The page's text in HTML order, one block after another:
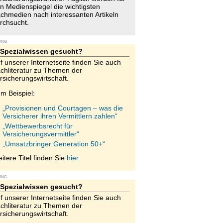
Medienspiegel die wichtigsten
nach interessanten Artikeln
Spezialwissen gesucht?
unserer Internetseite finden Sie auch
zu Themen der
Beispiel:
„Provisionen und Courtagen – was die
Versicherer ihren Vermittlern zahlen“
„Wettbewerbsrecht für
Versicherungsvermittler“
„Umsatzbringer Generation 50+“
Titel finden Sie hier.
Spezialwissen gesucht?
unserer Internetseite finden Sie auch
zu Themen der